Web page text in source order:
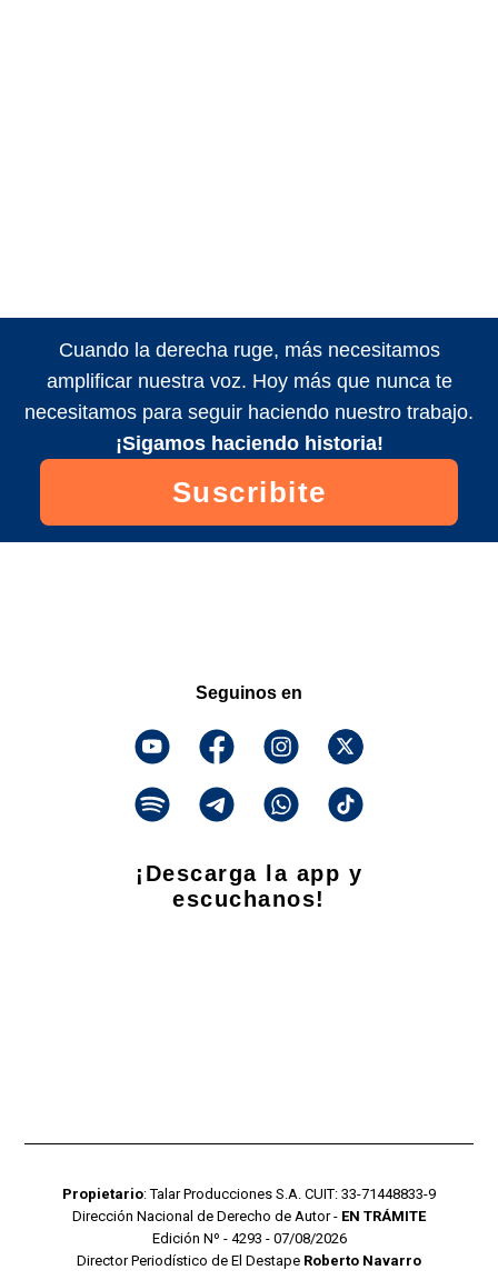
Cuando la derecha ruge, más necesitamos
amplificar nuestra voz. Hoy más que nunca te
necesitamos para seguir haciendo nuestro trabajo.
¡Sigamos haciendo historia!
Suscribite
Seguinos en
¡Descarga la app y
escuchanos!
Propietario: Talar Producciones S.A. CUIT: 33-71448833-9
Dirección Nacional de Derecho de Autor - EN TRÁMITE
Edición Nº - 4293 - 07/08/2026
Director Periodístico de El Destape Roberto Navarro